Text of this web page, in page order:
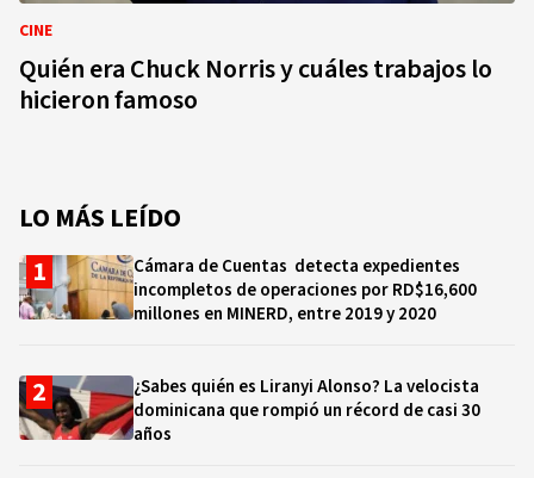
CINE
Quién era Chuck Norris y cuáles trabajos lo
hicieron famoso
LO MÁS LEÍDO
Cámara de Cuentas detecta expedientes
incompletos de operaciones por RD$16,600
millones en MINERD, entre 2019 y 2020
¿Sabes quién es Liranyi Alonso? La velocista
dominicana que rompió un récord de casi 30
años